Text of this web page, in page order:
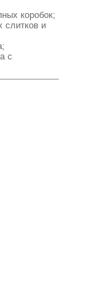
коробок;
слитков и
с